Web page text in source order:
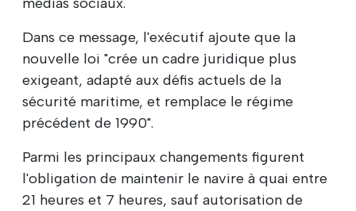
Dans ce message, l'exécutif ajoute que la
nouvelle loi "crée un cadre juridique plus
exigeant, adapté aux défis actuels de la
sécurité maritime, et remplace le régime
précédent de 1990".
Parmi les principaux changements figurent
l'obligation de maintenir le navire à quai entre
21 heures et 7 heures, sauf autorisation de